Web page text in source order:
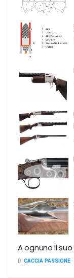
A ognuno il suo
DI CACCIA PASSIONE